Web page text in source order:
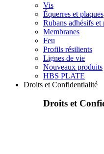
Vis
Équerres et plaques
Rubans adhésifs
Membranes
Feu
Profils résilients
Lignes de vie
Nouveaux produits
HBS PLATE
Droits et Confidentialité
Droits et